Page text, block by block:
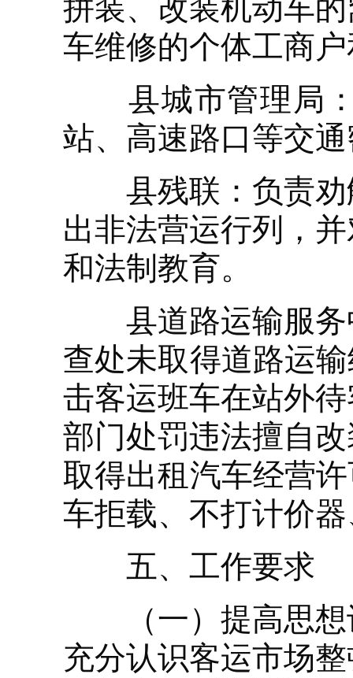
拼装、改装机动车
车维修的个体工商
县城市管理局：
站、高速路口等交
县残联：负责劝
出非法营运行列，
和法制教育。
县道路运输服务
查处未取得道路运
击客运班车在站外
部门处罚违法擅自
取得出租汽车经营
车拒载、不打计价
五、工作要求
（一）提高思想
充分认识客运市场